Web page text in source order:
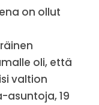
on ollut
oli, että
valtion
asuntoja, 19